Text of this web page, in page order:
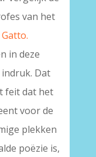
van het
in deze
Dat
feit dat het
voor de
plekken
poëzie is,